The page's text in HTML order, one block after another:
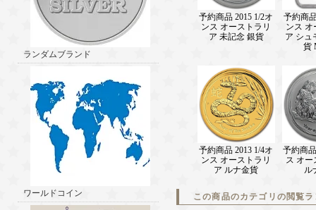
ランダムブランド
ワールドコイン
予約商品 2015 1/2オ
ンス オーストラリ
ア 未記念 銀貨
予約商
ンス オ
ア シュ
貨
予約商品 2013 1/4オ
ンス オーストラリ
ア ルナ金貨
予約商
ス オー
ル
この商品のカテゴリの閲覧